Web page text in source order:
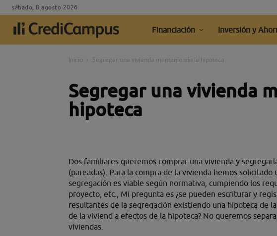
sábado, 8 agosto 2026
Financiación Inversión y
Inicio Segregar una vivienda manteniendo la hipoteca
Segregar una vivienda
hipoteca
Dos familiares queremos comprar una vivienda y
(pareadas). Para la compra de la vivienda hemos
segregación es viable según normativa, cumpiendo los
proyecto, etc., Mi pregunta es ¿se pueden escriturar y
resultantes de la segregación existiendo una hipoteca de
de la viviend a efectos de la hipoteca? No queremos
viviendas.